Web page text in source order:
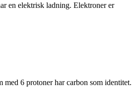
en elektrisk ladning. Elektroner er
med 6 protoner har carbon som identitet.